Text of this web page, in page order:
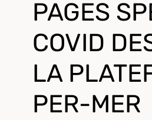
PAGES
COVID
LA
PER-MER